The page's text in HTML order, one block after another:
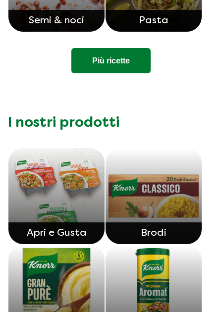
Semi & noci Pasta
Più ricette
I nostri prodotti
Apri e Gusta Brodi